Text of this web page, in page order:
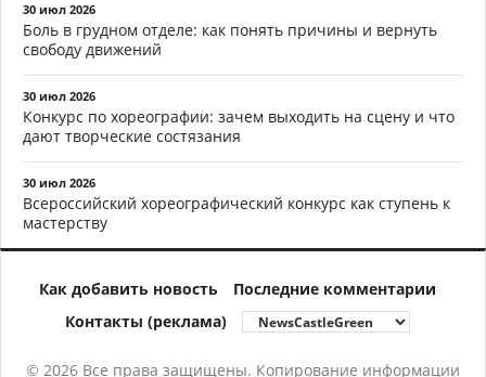
30 июл 2026
Боль в грудном отделе: как понять причины и вернуть
свободу движений
30 июл 2026
Конкурс по хореографии: зачем выходить на сцену и что
дают творческие состязания
30 июл 2026
Всероссийский хореографический конкурс как ступень к
мастерству
Как добавить новость
Последние комментарии
Контакты (реклама)
© 2026 Все права защищены. Копирование информации